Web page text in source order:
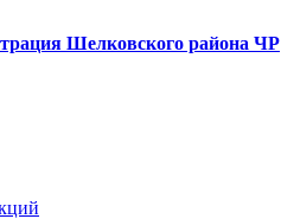
Шелковского района ЧР